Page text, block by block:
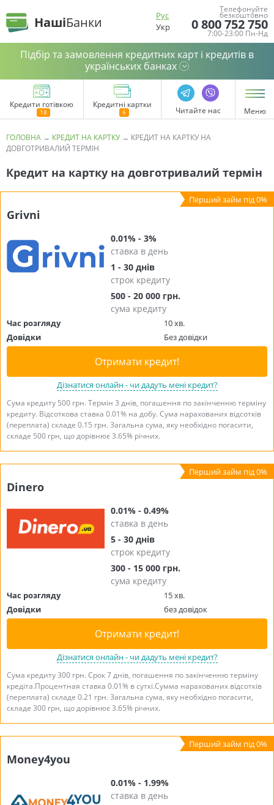
НашіБанки
Рус
Укр
Телефонуйте
безкоштовно
0 800 752 750
7:00-23:00 Пн-Нд
Підбір та замовлення кредитних карт і кредитів в
українських банках
Кредити готівкою Кредитні картки
Читайте нас Меню
ГОЛОВНА → КРЕДИТ НА КАРТКУ→ КРЕДИТ НА КАРТКУ НА
ДОВГОТРИВАЛИЙ ТЕРМІН
Кредит на картку на довготривалий термін
Grivni
0.01% - 3%
ставка в день
1 - 30 днів
строк кредиту
500 - 20 000 грн.
сума кредиту
Час розгляду
10 хв.
Довідки
Без довідки
Отримати кредит!
Дізнатися онлайн - чи дадуть мені кредит?
Сума кредиту 500 грн. Термін 3 днів, погашення по закінченню терміну
кредиту. Відсоткова ставка 0.01% на добу. Сума нарахованих відсотків
(переплата) складе 0.15 грн. Загальна сума, яку необхідно погасити,
складе 500 грн, що дорівнює 3.65% річних.
Dinero
0.01% - 0.49%
ставка в день
5 - 30 днів
строк кредиту
300 - 15 000 грн.
сума кредиту
Час розгляду
15 хв.
Довідки
без довідок
Отримати кредит!
Дізнатися онлайн - чи дадуть мені кредит?
Сума кредиту 300 грн. Срок 7 днів, погашення по закінченню терміну
кредіта.Процентная ставка 0.01% в суткі.Сумма нарахованих відсотків
(переплата) складе 0.21 грн. Загальна сума, яку необхідно погасити,
складе 300 грн, що дорівнює 3.65% річних.
Money4you
0.01% - 1.99%
ставка в день